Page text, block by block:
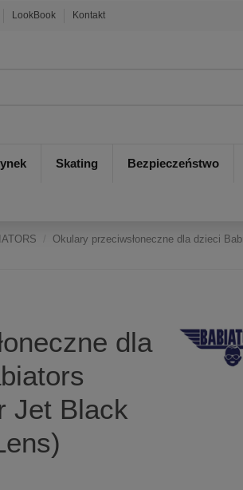
LookBook Kontakt
Skating Bezpieczeństwo
Okulary przeciwsłoneczne dla dzieci
dla
Jet Black